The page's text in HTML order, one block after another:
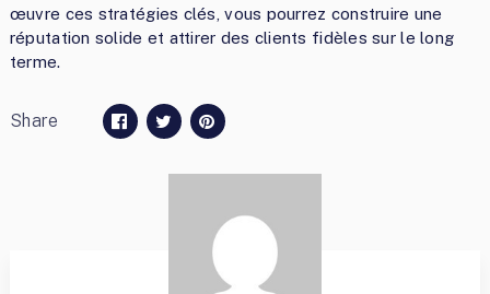
œuvre ces stratégies clés, vous pourrez construire une
réputation solide et attirer des clients fidèles sur le long
terme.
Share